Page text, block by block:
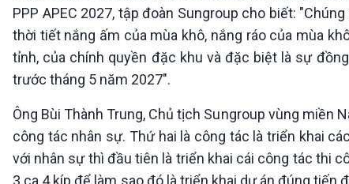
PPP APEC 2027, tập đoàn Sungroup cho biết:
thời tiết nắng ấm của mùa khô, nắng ráo của mùa
tỉnh, của chính quyền đặc khu và đặc biệt là sự
trước tháng 5 năm 2027".
Ông Bùi Thành Trung, Chủ tịch Sungroup vùng miền
công tác nhân sự. Thứ hai là công tác là triển khai
với nhân sự thì đầu tiên là triển khai cái công tác thi
3 ca 4 kíp để làm sao đó là triển khai dự án đúng